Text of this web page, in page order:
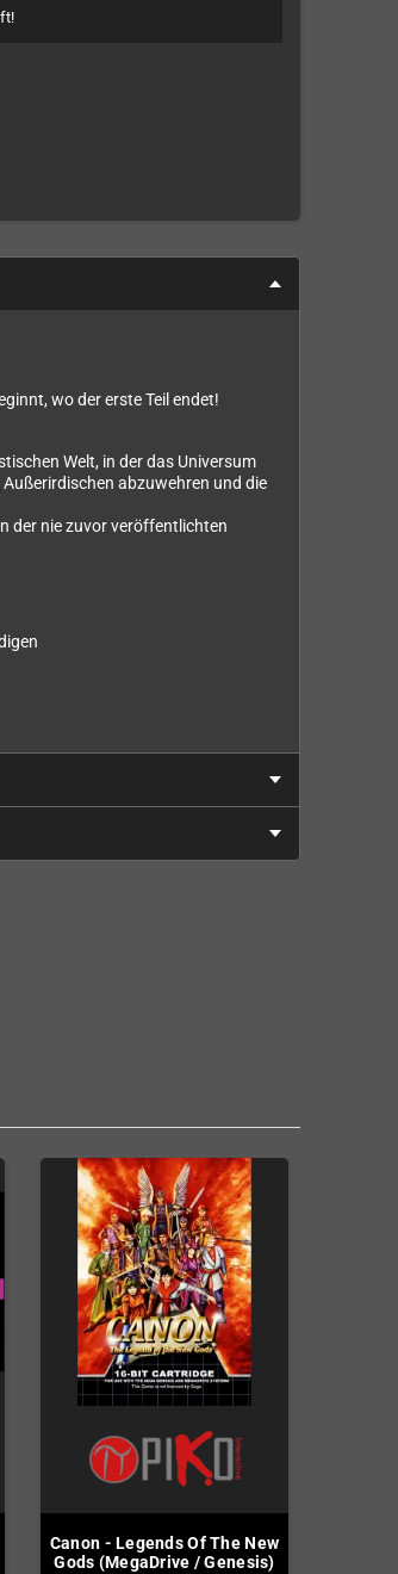
wo der erste Teil endet!
Welt, in der das Universum
abzuwehren und die
der nie zuvor veröffentlichten
Canon - Legends Of The New
Gods (MegaDrive / Genesis)